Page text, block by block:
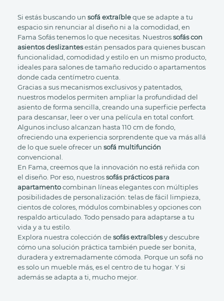
Si estás buscando un sofá extraíbleque se adapte a tu
espacio sin renunciar al diseño ni a la comodidad, en
Fama Sofás tenemos lo que necesitas. Nuestrossofás con
asientos deslizantesestán pensados para quienes buscan
funcionalidad, comodidad y estilo en un mismo producto,
ideales para salones de tamaño reducido o apartamentos
donde cada centímetro cuenta.
Gracias a sus mecanismos exclusivos y patentados,
nuestros modelos permiten ampliar la profundidad del
asiento de forma sencilla, creando una superficie perfecta
para descansar, leer o ver una película en total confort.
Algunos incluso alcanzan hasta 110 cm de fondo,
ofreciendo una experiencia sorprendente que va más allá
de lo que suele ofrecer un sofá multifunción
convencional.
En Fama, creemos que la innovación no está reñida con
el diseño. Por eso, nuestrossofás prácticos para
apartamentocombinan líneas elegantes con múltiples
posibilidades de personalización: telas de fácil limpieza,
cientos de colores, módulos combinables y opciones con
respaldo articulado. Todo pensado para adaptarse a tu
vida y a tu estilo.
Explora nuestra colección desofás extraíblesy descubre
cómo una solución práctica también puede ser bonita,
duradera y extremadamente cómoda. Porque un sofá no
es solo un mueble más, es el centro de tu hogar. Y si
además se adapta a ti, mucho mejor.